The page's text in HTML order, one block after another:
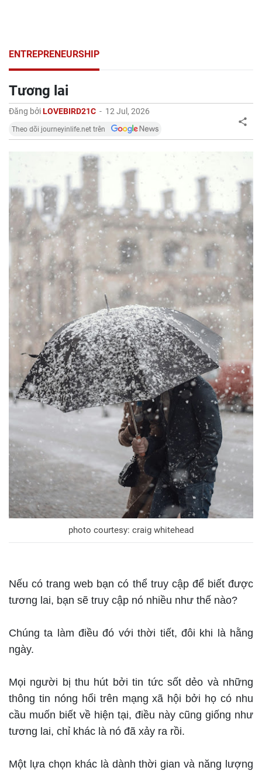
ENTREPRENEURSHIP
Tương lai
Đăng bởiLOVEBIRD21C - 12 Jul, 2026
Theo dõi journeyinlife.net trên
photo courtesy: craig whitehead
Nếu có trang web bạn có thể truy cập để biết được
tương lai, bạn sẽ truy cập nó nhiều như thế nào?
Chúng ta làm điều đó với thời tiết, đôi khi là hằng
ngày.
Mọi người bị thu hút bởi tin tức sốt dẻo và những
thông tin nóng hổi trên mạng xã hội bởi họ có nhu
cầu muốn biết về hiện tại, điều này cũng giống như
tương lai, chỉ khác là nó đã xảy ra rồi.
Một lựa chọn khác là dành thời gian và năng lượng